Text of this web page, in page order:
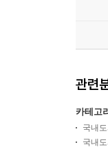
관련
카테고
국내도
국내도